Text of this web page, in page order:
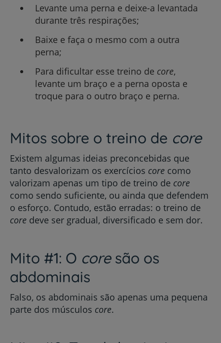
Levante uma perna e deixe-a levantada
durante três respirações;
Baixe e faça o mesmo com a outra
perna;
Para dificultar esse treino de core,
levante um braço e a perna oposta e
troque para o outro braço e perna.
Mitos sobre o treino de core
Existem algumas ideias preconcebidas que
tanto desvalorizam os exercícios core como
valorizam apenas um tipo de treino de core
como sendo suficiente, ou ainda que defendem
o esforço. Contudo, estão erradas: o treino de
core deve ser gradual, diversificado e sem dor.
Mito #1: O coresão os
abdominais
Falso, os abdominais são apenas uma pequena
parte dos músculos core.